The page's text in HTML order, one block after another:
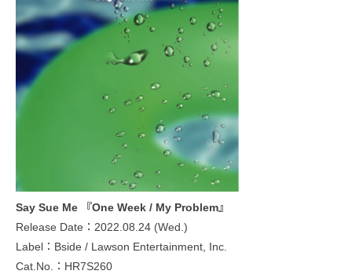
Say Sue Me 『One Week / My Problem』
Release Date：2022.08.24 (Wed.)
Label：Bside / Lawson Entertainment, Inc.
Cat.No.：HR7S260